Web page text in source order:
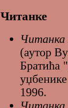
Читанке
Читанка
(аутор
Братића
1996.